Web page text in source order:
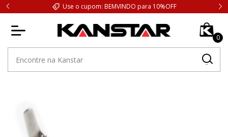
Use o cupom: BEMVINDO para 10%OFF
0